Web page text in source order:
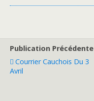
Publication Précédente
Courrier Cauchois Du 3
Avril